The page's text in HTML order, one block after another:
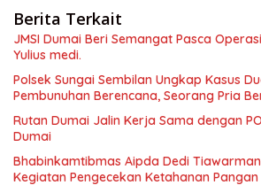
Berita Terkait
JMSI Dumai Beri Semangat Pasca
Yulius medi.
Polsek Sungai Sembilan Ungkap Kasus
Pembunuhan Berencana, Seorang Pria
Rutan Dumai Jalin Kerja Sama dengan
Dumai
Bhabinkamtibmas Aipda Dedi
Kegiatan Pengecekan Ketahanan Pangan